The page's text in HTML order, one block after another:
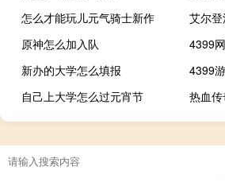
怎么才能玩儿元气骑士新作
艾尔
原神怎么加入队
4399
新办的大学怎么填报
4399
自己上大学怎么过元宵节
热血